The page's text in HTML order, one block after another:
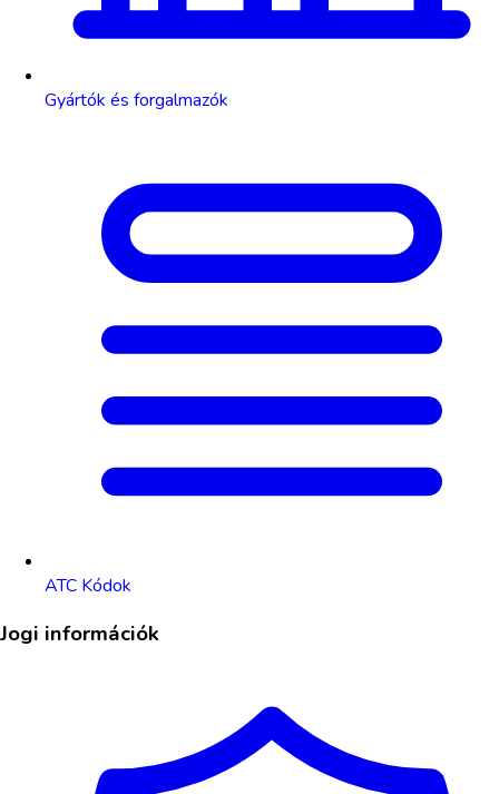
Gyártók és forgalmazók
ATC Kódok
Jogi információk